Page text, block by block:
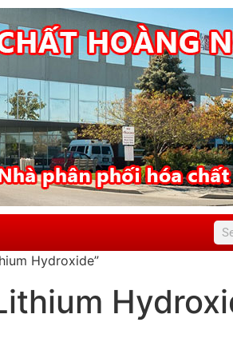
Hydroxide”